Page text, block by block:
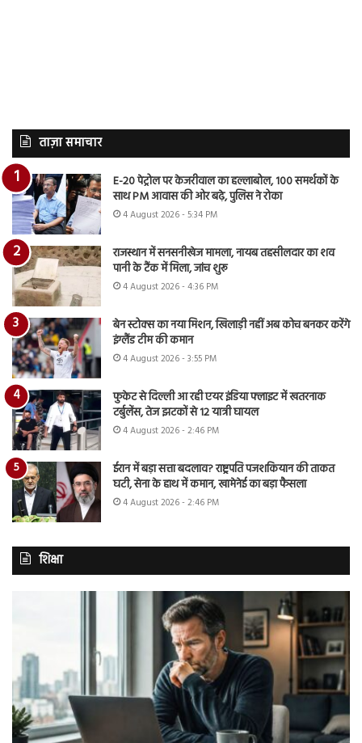
ताज़ा समाचार
E-20 पेट्रोल पर केजरीवाल का हल्लाबोल, 100 समर्थकों के
साथ PM आवास की ओर बढ़े, पुलिस ने रोका
4 August 2026 - 5:34 PM
राजस्थान में सनसनीखेज मामला, नायब तहसीलदार का शव
पानी के टैंक में मिला, जांच शुरू
4 August 2026 - 4:36 PM
बेन स्टोक्स का नया मिशन, खिलाड़ी नहीं अब कोच बनकर करेंगे
इंग्लैंड टीम की कमान
4 August 2026 - 3:55 PM
फुकेट से दिल्ली आ रही एयर इंडिया फ्लाइट में खतरनाक
टर्बुलेंस, तेज झटकों से 12 यात्री घायल
4 August 2026 - 2:46 PM
ईरान में बड़ा सत्ता बदलाव? राष्ट्रपति पजशकियान की ताकत
घटी, सेना के हाथ में कमान, खामेनेई का बड़ा फैसला
4 August 2026 - 2:46 PM
शिक्षा